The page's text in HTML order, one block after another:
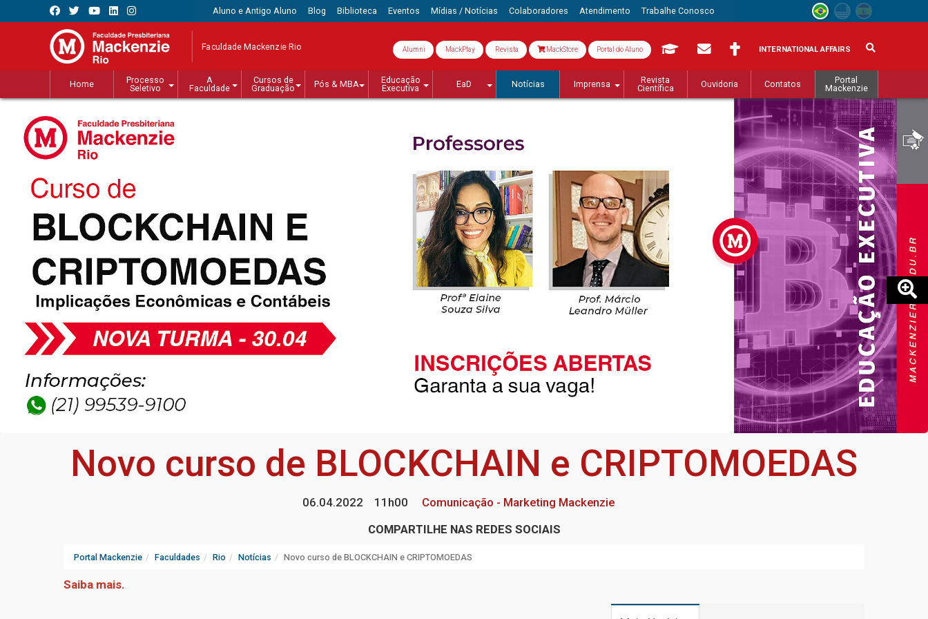
Aluno e Antigo Aluno Blog Biblioteca Eventos Mídias / Notícias Colaboradores Atendimento Trabalhe Conosco
Faculdade Mackenzie Rio Alumni MackPlay Revista MackStore Portal do Aluno INTERNATIONAL AFFAIRS
Home
Processo
Seletivo
A
Faculdade
Cursos de
Graduação
Pós & MBA
Educação
Executiva
EaD Notícias Imprensa
Revista
Científica
Ouvidoria Contatos
Portal
Mackenzie
Novo curso de BLOCKCHAIN e CRIPTOMOEDAS
06.04.2022 11h00
Comunicação - Marketing Mackenzie
COMPARTILHE NAS REDES SOCIAIS
Portal Mackenzie Faculdades Rio Notícias Novo curso de BLOCKCHAIN e CRIPTOMOEDAS
Saiba mais.